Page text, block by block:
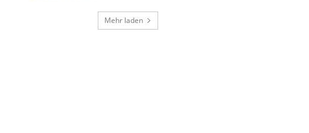
Mehr laden